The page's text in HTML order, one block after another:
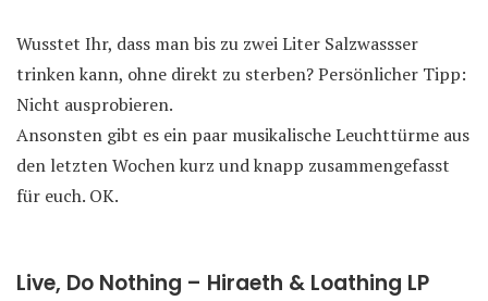
Wusstet Ihr, dass man bis zu zwei Liter Salzwassser
trinken kann, ohne direkt zu sterben? Persönlicher Tipp:
Nicht ausprobieren.
Ansonsten gibt es ein paar musikalische Leuchttürme aus
den letzten Wochen kurz und knapp zusammengefasst
für euch. OK.
Live, Do Nothing – Hiraeth & Loathing LP